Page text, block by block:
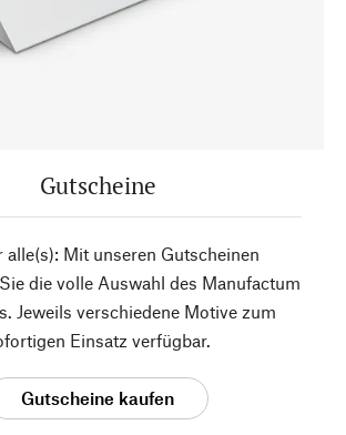
Gutscheine
alle(s): Mit unseren Gutscheinen
die volle Auswahl des Manufactum
Jeweils verschiedene Motive zum
Einsatz verfügbar.
Gutscheine kaufen